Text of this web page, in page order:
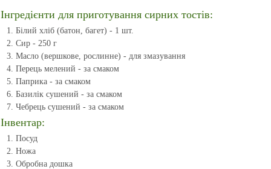
Інгредієнти для приготування сирних тостів:
Білий хліб (батон, багет) - 1 шт.
Сир - 250 г
Масло (вершкове, рослинне) - для змазування
Перець мелений - за смаком
Паприка - за смаком
Базилік сушений - за смаком
Чебрець сушений - за смаком
Інвентар:
Посуд
Ножа
Обробна дошка